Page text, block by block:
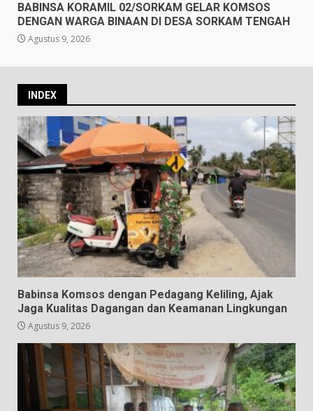
BABINSA KORAMIL 02/SORKAM GELAR KOMSOS
DENGAN WARGA BINAAN DI DESA SORKAM TENGAH
Agustus 9, 2026
INDEX
Babinsa Komsos dengan Pedagang Keliling, Ajak
Jaga Kualitas Dagangan dan Keamanan Lingkungan
Agustus 9, 2026